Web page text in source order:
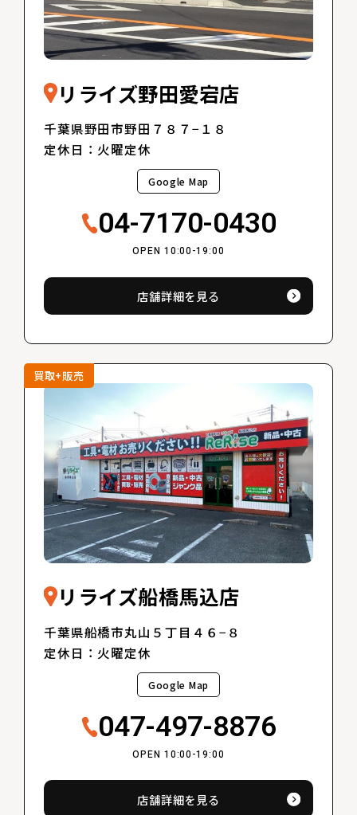
リライズ野田愛宕店
千葉県野田市野田７８７−１８
定休日：火曜定休
Google Map
04-7170-0430
OPEN 10:00-19:00
店舗詳細を見る
買取+販売
リライズ船橋馬込店
千葉県船橋市丸山５丁目４６−８
定休日：火曜定休
Google Map
047-497-8876
OPEN 10:00-19:00
店舗詳細を見る